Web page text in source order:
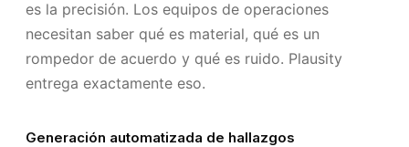
es la precisión. Los equipos de operaciones
necesitan saber qué es material, qué es un
rompedor de acuerdo y qué es ruido. Plausity
entrega exactamente eso.
Generación automatizada de hallazgos